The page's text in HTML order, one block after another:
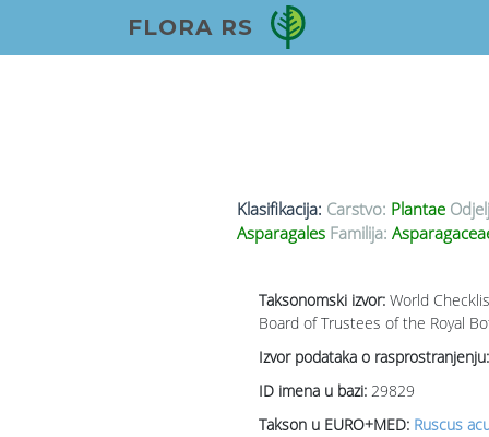
FLORA RS
Klasifikacija: Carstvo: Plantae
Asparagales Familija:
Taksonomski izvor: World
Board of Trustees of the Royal
Izvor podataka o rasprostranjenju:
ID imena u bazi: 29829
Takson u EURO+MED: Ruscus